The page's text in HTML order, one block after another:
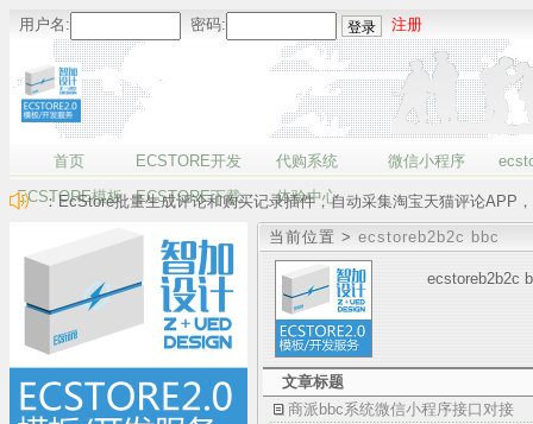
用户名: 密码: 注册
首页 ECSTORE开发 代购系统 微信小程序
ECSTORE模板 ECSTORE下载 体验中心
：EcStore批量生成评论和购买记录插件，自动采集淘宝天猫评论APP
当前位置 > ecstoreb2b2c bbc
ecstoreb2b2c
文章标题
商派bbc系统微信小程序接口对接